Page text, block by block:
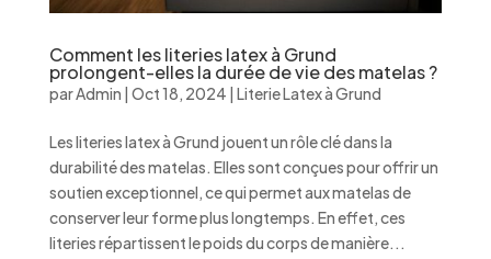
Comment les literies latex à Grund
prolongent-elles la durée de vie des matelas ?
parAdmin | Oct 18, 2024 | Literie Latex à Grund
Les literies latex à Grund jouent un rôle clé dans la
durabilité des matelas. Elles sont conçues pour offrir un
soutien exceptionnel, ce qui permet aux matelas de
conserver leur forme plus longtemps. En effet, ces
literies répartissent le poids du corps de manière...